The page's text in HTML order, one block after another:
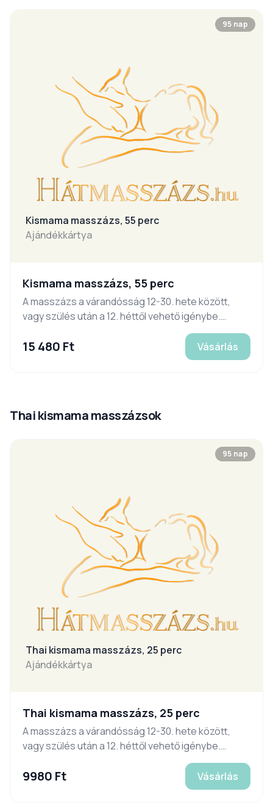
Kismama masszázs, 55 perc
Ajándékkártya
95 nap
Kismama masszázs, 55 perc
A masszázs a várandósság 12-30. hete között,
vagy szülés után a 12. héttől vehető igénybe.
www.hatmasszazs.com. Legalább 24 órával
korábban le nem mondott időpont esetén az
15 480 Ft Vásárlás
Thai kismama masszázsok
Thai kismama masszázs, 25 perc
Ajándékkártya
95 nap
Thai kismama masszázs, 25 perc
A masszázs a várandósság 12-30. hete között,
vagy szülés után a 12. héttől vehető igénybe.
www.hatmasszazs.com. Legalább 24 órával
korábban le nem mondott időpont esetén az
9980 Ft Vásárlás